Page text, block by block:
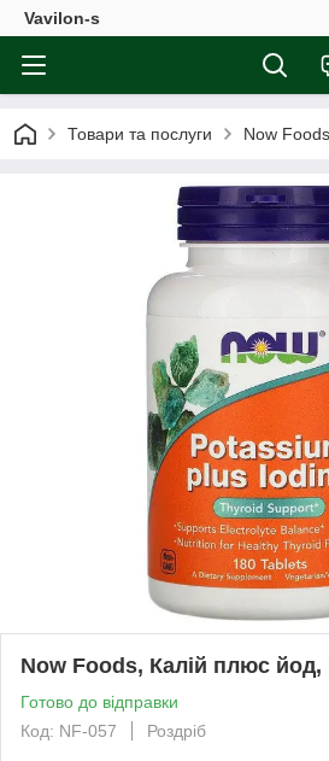
Vavilon-s
Товари та послуги Now
Now Foods, Калій плюс йод,
Готово до відправки
Код: NF-057
Роздріб